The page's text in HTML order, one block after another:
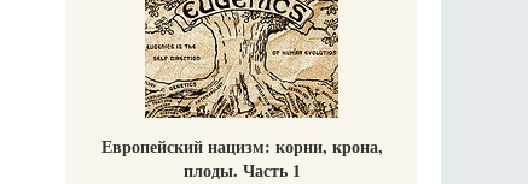
Европейский нацизм: корни, крона,
плоды. Часть 1